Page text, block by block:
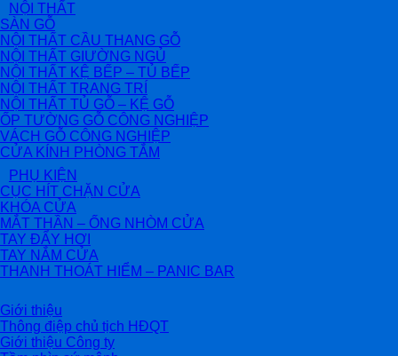
NỘI THẤT
SÀN GỖ
NỘI THẤT CẦU THANG GỖ
NỘI THẤT GIƯỜNG NGỦ
NỘI THẤT KỆ BẾP – TỦ BẾP
NỘI THẤT TRANG TRÍ
NỘI THẤT TỦ GỖ – KỆ GỖ
ỐP TƯỜNG GỖ CÔNG NGHIỆP
VÁCH GỖ CÔNG NGHIỆP
CỬA KÍNH PHÒNG TẮM
PHỤ KIỆN
CỤC HÍT CHẶN CỬA
KHÓA CỬA
MẮT THẦN – ỐNG NHÒM CỬA
TAY ĐẨY HƠI
TAY NẮM CỬA
THANH THOÁT HIỂM – PANIC BAR
Giới thiệu
Thông điệp chủ tịch HĐQT
Giới thiệu Công ty